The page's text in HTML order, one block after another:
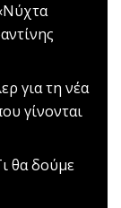
για τη νέα
γίνονται
θα δούμε